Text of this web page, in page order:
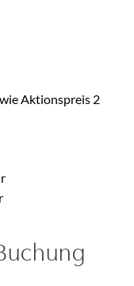
Aktionspreis 2